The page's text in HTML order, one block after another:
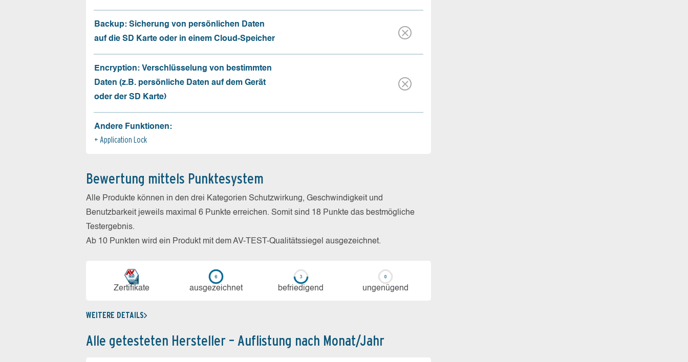
Backup: Sicherung von persönlichen Daten
auf die SD Karte oder in einem Cloud-Speicher
Encryption: Verschlüsselung von bestimmten
Daten (z.B. persönliche Daten auf dem Gerät
oder der SD Karte)
Andere Funktionen:
Application Lock
Bewertung mittels Punktesystem
Alle Produkte können in den drei Kategorien Schutzwirkung, Geschwindigkeit und
Benutzbarkeit jeweils maximal 6 Punkte erreichen. Somit sind 18 Punkte das bestmögliche
Testergebnis.
Ab 10 Punkten wird ein Produkt mit dem AV-TEST-Qualitätssiegel ausgezeichnet.
Zerti­fikate aus­ge­zeich­net be­frie­di­gend un­ge­nü­gend
WEITERE DETAILS
Alle getesteten Hersteller – Auflistung nach Monat/Jahr